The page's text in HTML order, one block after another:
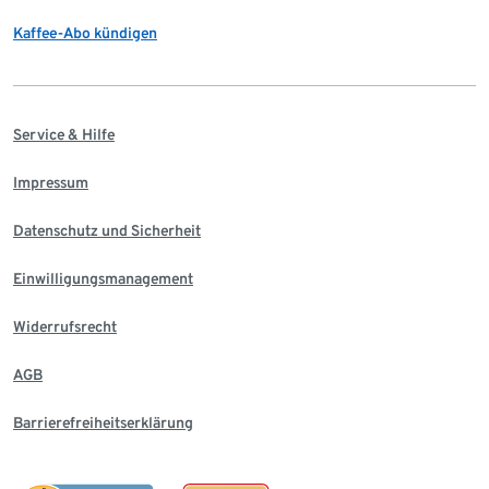
Kaffee-Abo kündigen
Service & Hilfe
Impressum
Datenschutz und Sicherheit
Einwilligungsmanagement
Widerrufsrecht
AGB
Barrierefreiheitserklärung